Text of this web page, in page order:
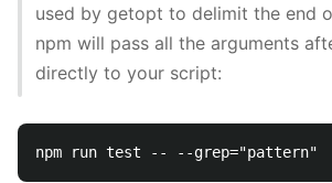
used by getopt to delimit the end
npm will pass all the arguments
directly to your script: